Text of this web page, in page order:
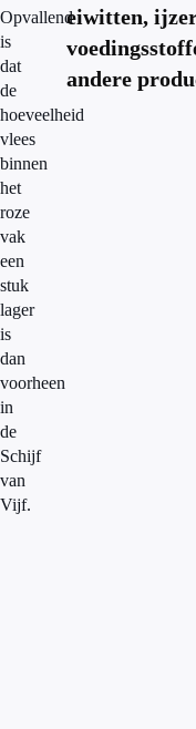
Opvallend
is
dat
de
hoeveelheid
vlees
binnen
het
roze
vak
een
stuk
lager
is
dan
voorheen
in
de
Schijf
van
Vijf.
eiwitten,
andere